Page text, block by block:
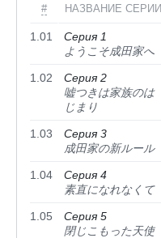
# НАЗВАНИЕ СЕРИИ
1.01
Серия 1
ようこそ成田家へ
1.02
Серия 2
嘘つきは家族のは
じまり
1.03
Серия 3
成田家の新ルール
1.04
Серия 4
素直になれなくて
1.05
Серия 5
閉じこもった天使